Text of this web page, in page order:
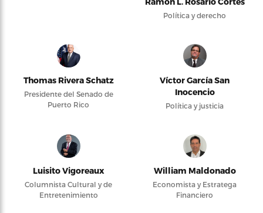
Política y derecho
Thomas Rivera Schatz
Presidente del Senado de
Puerto Rico
Víctor García San
Inocencio
Política y justicia
Luisito Vigoreaux
Columnista Cultural y de
Entretenimiento
William Maldonado
Economista y Estratega
Financiero